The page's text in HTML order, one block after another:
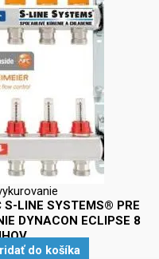
S-LINE SYSTEMS® PRE
DYNACON ECLIPSE 8
do košíka